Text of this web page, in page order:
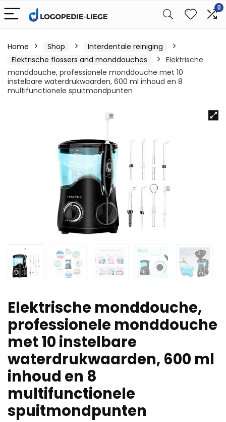
0
Home Shop
Interdentale reiniging
Elektrische flossers and monddouches
Elektrische
monddouche, professionele monddouche met 10
instelbare waterdrukwaarden, 600 ml inhoud en 8
multifunctionele spuitmondpunten
Elektrische monddouche,
professionele monddouche
met 10 instelbare
waterdrukwaarden, 600 ml
inhoud en 8
multifunctionele
spuitmondpunten